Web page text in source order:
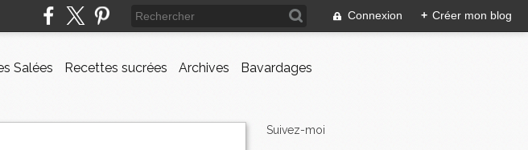
Connexion + Créer mon blog
Salées Recettes sucrées Archives Bavardages
Suivez-moi